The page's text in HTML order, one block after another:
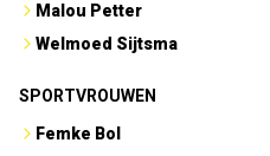
Malou Petter
Welmoed Sijtsma
SPORTVROUWEN
Femke Bol